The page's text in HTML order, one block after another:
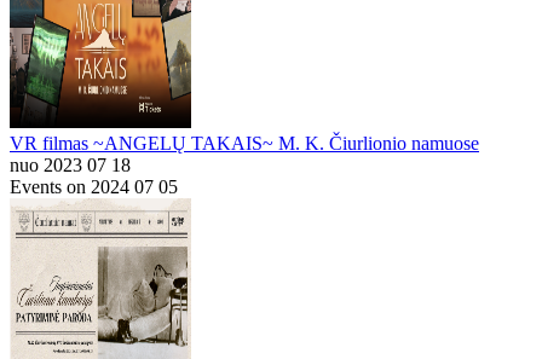
VR filmas ~ANGELŲ TAKAIS~ M. K. Čiurlionio namuose
nuo 2023 07 18
Events on 2024 07 05